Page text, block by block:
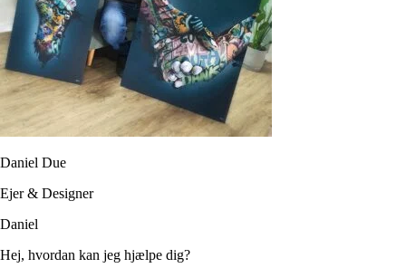
Daniel Due
Ejer & Designer
Daniel
Hej, hvordan kan jeg hjælpe dig?